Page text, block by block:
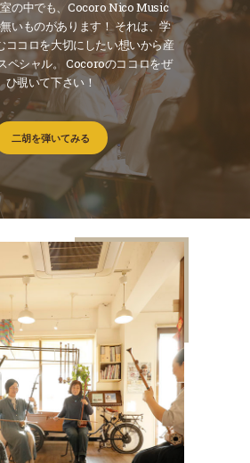
の中でも、Cocoro Nico Music
いものがあります！それは、学
ココロを大切にしたい想いから産
ペシャル。
Cocoroのココロをぜ
ひ覗いて下さい！
二胡を弾いてみる